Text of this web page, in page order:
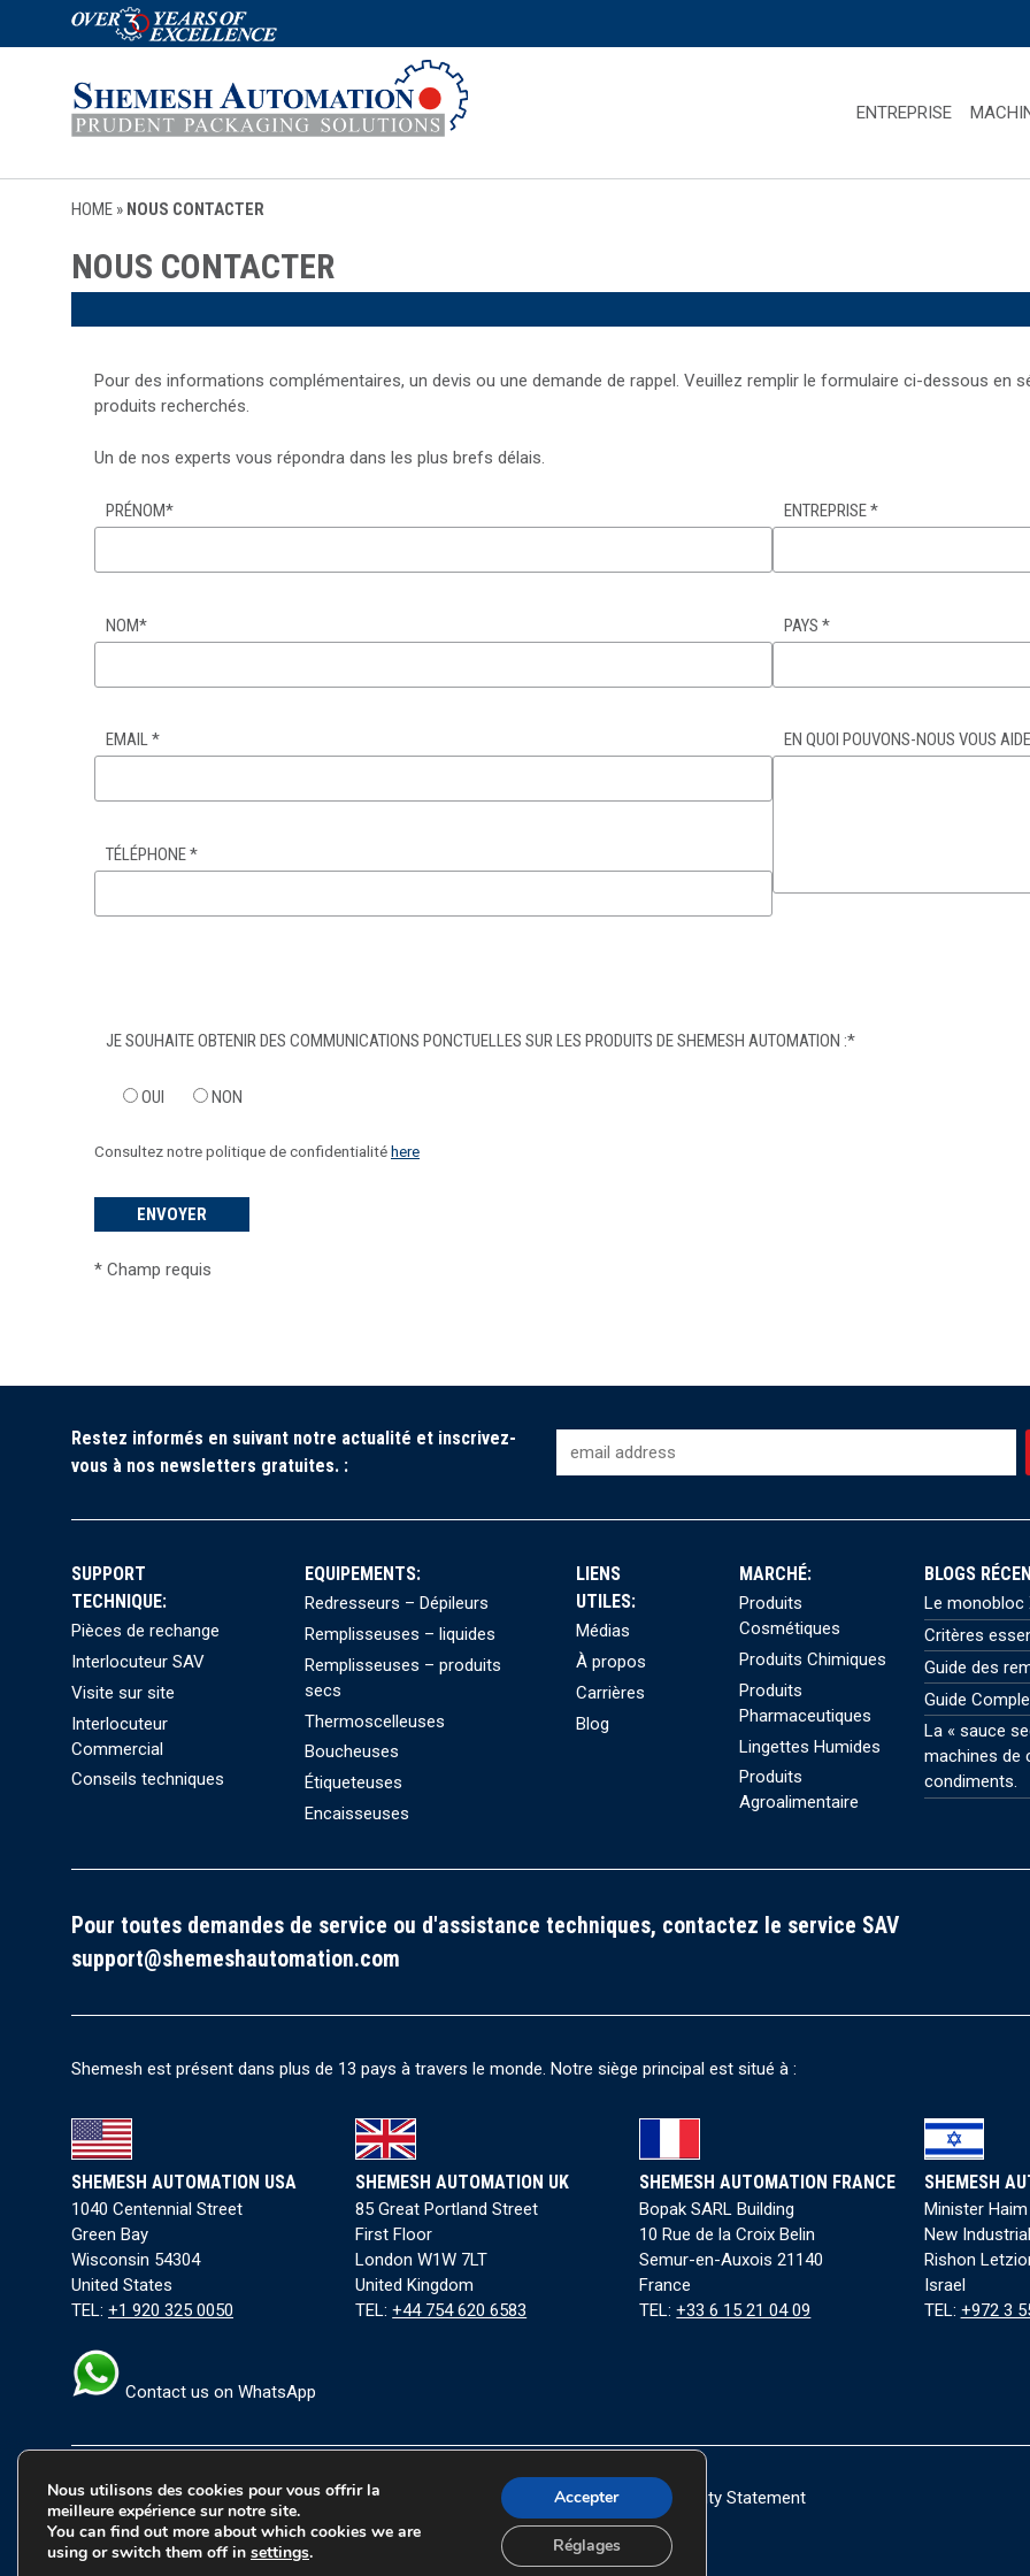
ENTREPRISE
HOME » NOUS CONTACTER
NOUS CONTACTER
Pour des informations complémentaires, un devis ou une demande de rappel. Veuillez remplir le formulaire ci-dessous en
produits recherchés.
Un de nos experts vous répondra dans les plus brefs délais.
PRÉNOM*
NOM*
EMAIL*
TÉLÉPHONE*
ENTREPRISE*
PAYS *
EN QUOI POUVONS-NOUS VOUS
JE SOUHAITE OBTENIR DES COMMUNICATIONS PONCTUELLES SUR LES PRODUITS DE SHEMESH AUTOMATION :*
OUI NON
Consultez notre politique de confidentialitéhere
* Champ requis
Restez informés en suivant notre actualité et inscrivez-
vous à nos newsletters gratuites. :
SUPPORT
TECHNIQUE:
Pièces de rechange
Interlocuteur SAV
Visite sur site
Interlocuteur
Commercial
Conseils techniques
EQUIPEMENTS:
Redresseurs – Dépileurs
Remplisseuses – liquides
Remplisseuses – produits
secs
Thermoscelleuses
Boucheuses
Étiqueteuses
Encaisseuses
LIENS
UTILES:
Médias
À propos
Carrières
Blog
MARCHÉ:
Produits
Cosmétiques
Produits Chimiques
Produits
Pharmaceutiques
Lingettes Humides
Produits
Agroalimentaire
BLOGS
Le monobloc
Critères
Guide des
Guide
La « sauce
machines de
condiments.
Pour toutes demandes de service ou d'assistance techniques, contactez le service SAV
support@shemeshautomation.com
Shemesh est présent dans plus de 13 pays à travers le monde. Notre siège principal est situé à :
SHEMESH AUTOMATION USA
1040 Centennial Street
Green Bay
Wisconsin 54304
United States
TEL: +1 920 325 0050
Contact us on WhatsApp
SHEMESH AUTOMATION UK
85 Great Portland Street
First Floor
London W1W 7LT
United Kingdom
TEL:+44 754 620 6583
SHEMESH AUTOMATION FRANCE
Bopak SARL Building
10 Rue de la Croix Belin
Semur-en-Auxois 21140
France
TEL:+33 6 15 21 04 09
SHEMESH
Minister
New
Rishon
Israel
TEL: +972 3
Conditions générales|Politique de confidentialité Cookie Policy| Accessibility Statement
Copyright © 2026 Tous les droits sont réservés à Shemesh Automation Ltd.
Nous utilisons des cookies pour vous offrir la
meilleure expérience sur notre site.
You can find out more about which cookies we are
using or switch them off in settings.
Accepter
Réglages